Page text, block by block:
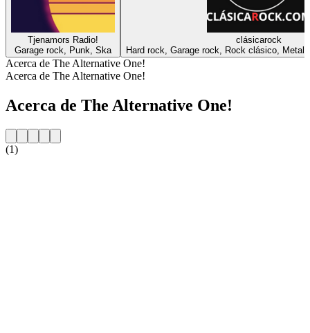
Tjenamors Radio!
Garage rock, Punk, Ska
clásicarock
Hard rock, Garage rock, Rock clásico,
Acerca de The Alternative One!
Acerca de The Alternative One!
Acerca de The Alternative One!
(1)